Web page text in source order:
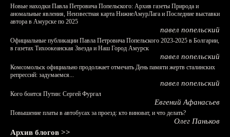
Новые находки Павла Петровича Попельского: Архив газеты Природа и
аномальные явления, Неизвестная карта НижнеАмурЛага и Последние выставки
автора в Амурске по 2025
павел попельский
Официальные публикации Павла Петровича Попельского 2023-2025 в Болгарии,
в газетах Тихоокеанская Звезда и Наш Город Амурск
павел попельский
Комсомольск официально продолжает отмечать День памяти жертв сталинских
репрессий: задумаемся...
павел попельский
Кого боится Путин: Сергей Фургал
Евгений Афанасьев
Повышение платы в автобусах за проезд: кто виноват, и что делать?
Олег Паньков
Архив блогов >>